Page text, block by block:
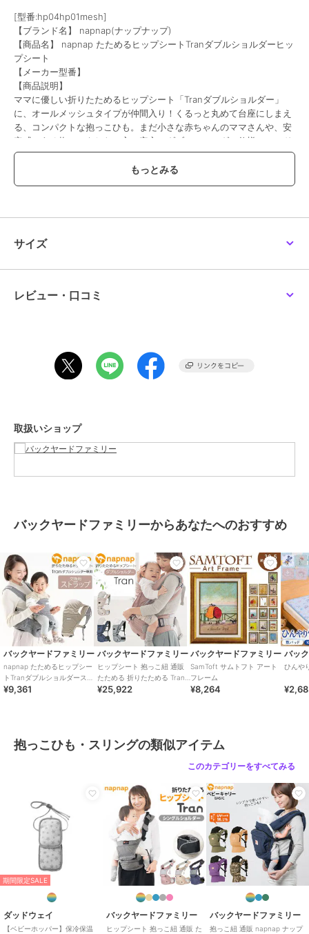
napnap Free Fit Bib よ
だれカバー
¥2,252
通販 たためる 折りたた
める Tran ダブルショル
ダー 便利グッズ 出産祝
¥ 25,922
用 コンパクト 折りたた
み 洗える papakos
¥7,454
[型番:hp04hp01mesh]
【ブランド名】 napnap(ナップナップ)
【商品名】 napnap たためるヒップシートTranダブルショルダーヒッ
プシート
【メーカー型番】
【商品説明】
ママに優しい折りたためるヒップシート「Tranダブルショルダー」
に、オールメッシュタイプが仲間入り！くるっと丸めて台座にしまえ
る、コンパクトな抱っこひも。まだ小さな赤ちゃんのママさんや、安
定感のある抱っこをしたい方に安心のダブルショルダー仕様！フード
や足回りには肌触りのよい吸水速乾・UVカットメッシュ生地を使用
し、汗っかきな赤ちゃんでも安心。ショルダーベルトも肌触りのよい
メッシュで仕上げ、蒸し暑い季節でも快適に。ヒップシート台座は赤
ゃんの体重を腰で支えるため、ママ・パパの肩への負担が少ない優し
い造り。ヒップシート単体で、手軽に「乗せるだけ抱っこ」。イスに
兄ちゃんなど、兄弟姉妹で使えるのも嬉しいポイント！付属のアジャ
装備。ポーチ中央のファスナーポケットにはおむつの替えやおしり拭
き、右サイドのファスナー＆オープンポケットにはハンカチやママの
ができるから、いつでも清潔♪ヒップシート使用時は、「新生児横抱
っこ・縦抱っこ・前向き抱っこ・腰抱っこ」に。ダブルショルダー使
[詰物]ポリエステル、ポリウレタン
【サイズ】
【本体】
[縦]約30cm／[横]35cm
[ショルダー]約67cm～約106cm（調節可能）
【ヒップシート】
[縦]約14cm／[横(上部)]約21cm／[上マチ]約15cm
[ウエストベルト]約108cm（最長）
※サイズは当店計測の実寸サイズです。実際の商品ならびにメーカー
表記サイズとは多少の誤差が生じる場合がございます。あらかじめご
了承ください。
【重量】
【注意点】
[付属品]保証書[使用月齢]新生児(3.2kg)～体重約20kgまで(パーツに
燥機 不可長時間日光にあたったり、摩擦、水漏れなどによる色落ちや
色移りすることがあります。お取り扱いの際は、商品やパッケージな
どに記載されている品質表示、アテンションタグ、ご使用上の注意事
項などを必ずご確認下さい。本来の目的以外にはご使用にならないで
下さい。カメラやモニターの性質により、画像と実物の色の違いがあ
る場合がございますのでご理解願います。
【ご利用シーン】
プレゼント 贈り物 ギフト お返し 引っ越し祝い 新生活 お祝い 内祝い
ヒップシート 抱っこ紐 通販 napnap ナップナップ 抱っこひも ベビー
キャリア ウエストバッグ バッグ バック たためる ショルダー 折りた
サイズ
レビュー・口コミ
取扱いショップ
バックヤードファミリーからあなたへのおすすめ
バックヤードファミリー
napnap たためるヒップシー
トTranダブルショルダースト
ラップ
¥9,361
バックヤードファミリー
ヒップシート 抱っこ紐 通販
たためる 折りたためる Tran
ダブルショルダー 便利グッズ
¥25,922
バックヤードファミリー
SamToft サムトフト アート
フレーム
¥8,264
バッ
ひんや
抱っこひも・スリングの類似アイテム
このカテゴリーをすべてみる
期間限定SALE
ダッドウェイ
【ベビーホッパー】保冷保温
バックヤードファミリー
ヒップシート 抱っこ紐 通販 た
バックヤードファミリー
抱っこ紐 通販 napnap ナップ